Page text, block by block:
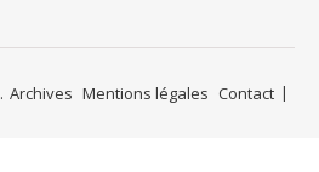
Archives Mentions légales Contact
.